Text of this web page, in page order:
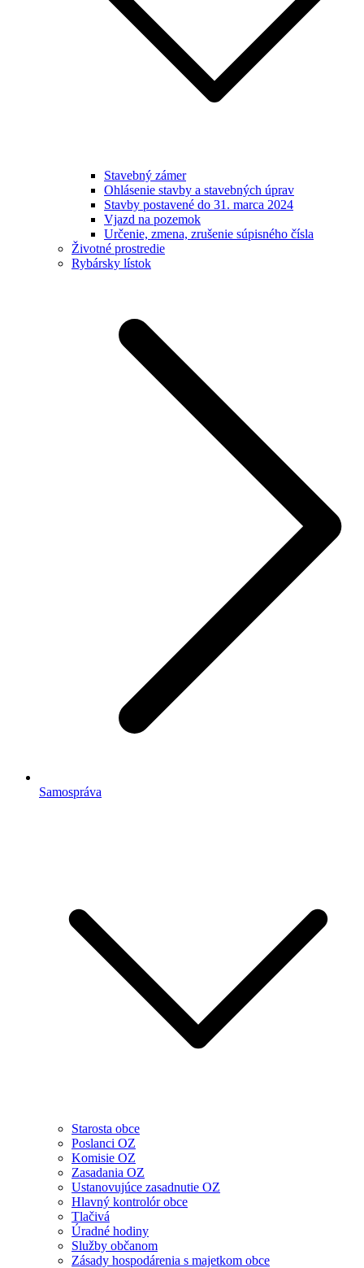
Stavebný zámer
Ohlásenie stavby a stavebných úprav
Stavby postavené do 31. marca 2024
Vjazd na pozemok
Určenie, zmena, zrušenie súpisného čísla
Životné prostredie
Rybársky lístok
Samospráva
Starosta obce
Poslanci OZ
Komisie OZ
Zasadania OZ
Ustanovujúce zasadnutie OZ
Hlavný kontrolór obce
Tlačivá
Úradné hodiny
Služby občanom
Zásady hospodárenia s majetkom obce